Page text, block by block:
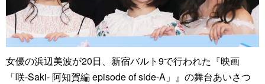
女優の浜辺美波が20日、新宿バルト9で行われた『映画
「咲-Saki- 阿知賀編 episode of side-A」』の舞台あいさつ